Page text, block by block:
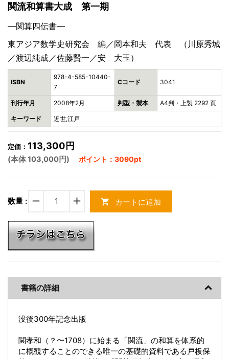
関流和算書大成 第一期
―関算四伝書―
東アジア数学史研究会 編／岡本和夫 代表 （川原秀城
／渡辺純成／佐藤賢一／安 大玉）
ISBN
978-4-585-10440-
7
Cコード 3041
刊行年月 2008年2月 判型・製本 A4判・上製 2292 頁
キーワード 近世,江戸
定価： 113,300円
(本体 103,000円) ポイント：3090pt
数量 : remove add shopping_cart カートに追加
書籍の詳細
没後300年記念出版
関孝和（？〜1708）に始まる「関流」の和算を体系的
に概観することのできる唯一の基礎的資料である戸板保